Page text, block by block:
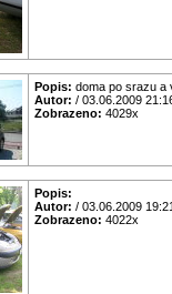
Popis: doma po srazu a
Autor: / 03.06.2009
Zobrazeno: 4029x
Popis:
Autor: / 03.06.2009
Zobrazeno: 4022x